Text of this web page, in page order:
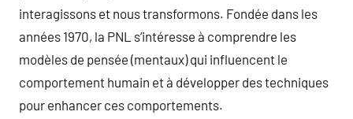
interagissons et nous transformons. Fondée dans les
années 1970, la PNL s’intéresse à comprendre les
modèles de pensée (mentaux) qui influencent le
comportement humain et à développer des techniques
pour enhancer ces comportements.